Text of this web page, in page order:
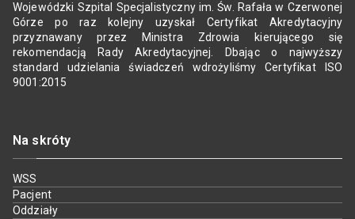
Wojewódzki Szpital Specjalistyczny im. Św. Rafała w Czerwonej
Górze po raz kolejny uzyskał Certyfikat Akredytacyjny
przyznawany przez Ministra Zdrowia kierującego się
rekomendacją Rady Akredytacyjnej. Dbając o najwyższy
standard udzielania świadczeń wdrożyliśmy Certyfikat ISO
9001:2015
Na skróty
WSS
Pacjent
Oddziały